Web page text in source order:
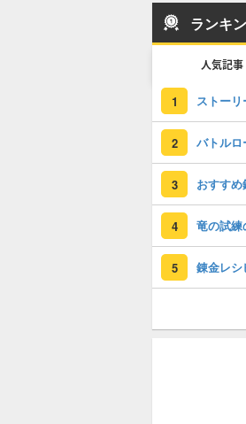
ランキ
人気記事
1 ストー
2
3
4
5 錬金レシ